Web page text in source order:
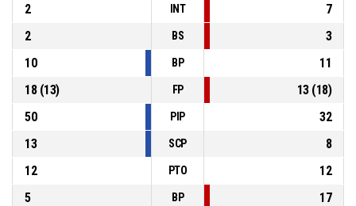
2
INT
7
2
BS
3
10
BP
11
18(13) FP 13(18)
50
PIP
32
13
SCP
8
12
PTO
12
5
BP 17